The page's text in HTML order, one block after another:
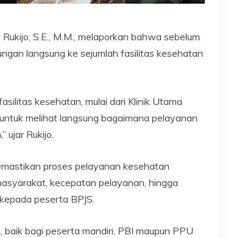
S.E., M.M., melaporkan bahwa sebelum
langsung ke sejumlah fasilitas kesehatan
kesehatan, mulai dari Klinik Utama
melihat langsung bagaimana pelayanan
ujar Rukijo.
proses pelayanan kesehatan
kecepatan pelayanan, hingga
peserta BPJS.
baik bagi peserta mandiri, PBI maupun PPU